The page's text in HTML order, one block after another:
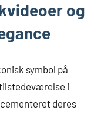
og
symbol på
i
deres